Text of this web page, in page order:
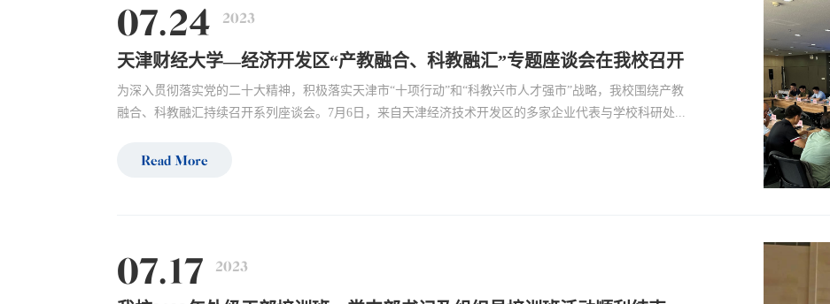
07.24 2023
天津财经大学—经济开发区“产教融合、科教融汇”专题座谈会在我校召开
为深入贯彻落实党的二十大精神，积极落实天津市“十项行动”和“科教兴市人才强市”战略，我校围绕产教
融合、科教融汇持续召开系列座谈会。7月6日，来自天津经济技术开发区的多家企业代表与学校科研处...
Read More
07.17 2023